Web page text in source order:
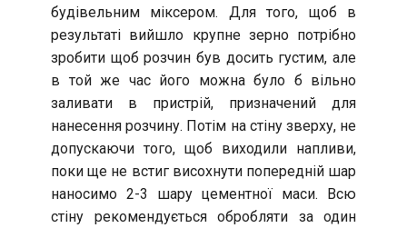
будівельним міксером. Для того, щоб в
результаті вийшло крупне зерно потрібно
зробити щоб розчин був досить густим, але
в той же час його можна було б вільно
заливати в пристрій, призначений для
нанесення розчину. Потім на стіну зверху, не
допускаючи того, щоб виходили напливи,
поки ще не встиг висохнути попередній шар
наносимо 2-3 шару цементної маси. Всю
стіну рекомендується обробляти за один